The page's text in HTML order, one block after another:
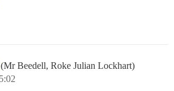
(Mr Beedell, Roke Julian Lockhart)